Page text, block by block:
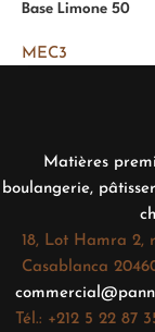
Base Limone 50
MEC3
Matières
boulangerie,
18, Lot Hamra 2,
Casablanca
Tél.: +212 5 22 87